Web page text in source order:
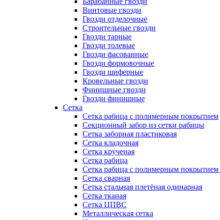
Винтовые гвозди
Гвозди отделочные
Строительные гвозди
Гвозди тарные
Гвозди толевые
Гвозди фасованные
Гвозди формовочные
Гвозди шиферные
Кровельные гвозди
Финишные гвозди
Гвозди финишные
Сетка
Сетка рабица с полимерным покрытием
Секционный забор из сетки рабицы
Сетка заборная пластиковая
Сетка кладочная
Сетка крученая
Сетка рабица
Сетка рабица с полимерным покрытием
Сетка сварная
Сетка стальная плетёная одинарная
Сетка тканая
Сетка ЦПВС
Металлическая сетка